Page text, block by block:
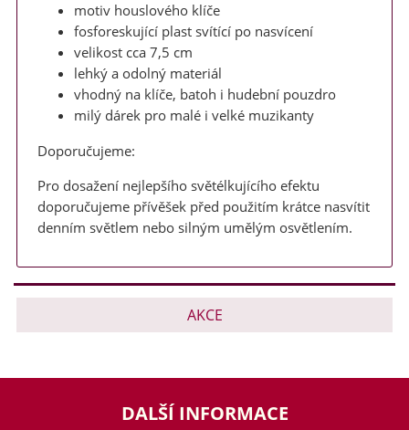
motiv houslového klíče
fosforeskující plast svítící po nasvícení
velikost cca 7,5 cm
lehký a odolný materiál
vhodný na klíče, batoh i hudební pouzdro
milý dárek pro malé i velké muzikanty
Doporučujeme:
Pro dosažení nejlepšího světélkujícího efektu
doporučujeme přívěšek před použitím krátce nasvítit
denním světlem nebo silným umělým osvětlením.
AKCE
DALŠÍ INFORMACE